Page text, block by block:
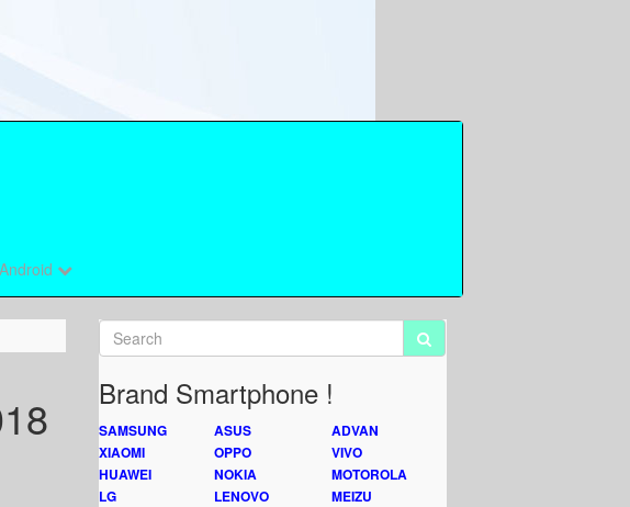
Android
Brand Smartphone !
SAMSUNG ASUS
ADVAN
XIAOMI
OPPO
VIVO
HUAWEI
NOKIA
MOTOROLA
LG
LENOVO
MEIZU